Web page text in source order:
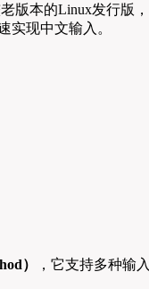
版本的Linux发行版
实现中文输入。
） ，它支持多种输